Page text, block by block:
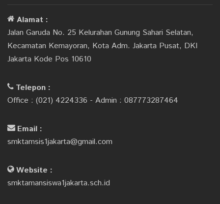
Alamat :
Jalan Garuda No. 25 Kelurahan Gunung Sahari Selatan,
Kecamatan Kemayoran, Kota Adm. Jakarta Pusat, DKI
Jakarta Kode Pos 10610
Telepon :
Office : (021) 4224336 - Admin : 087773287464
Email :
smktamsis1jakarta@gmail.com
Website :
smktamansiswa1jakarta.sch.id